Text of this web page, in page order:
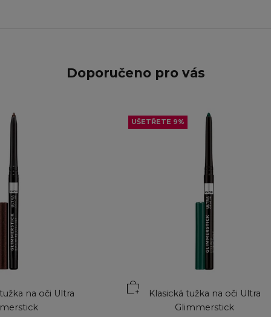
Doporučeno pro vás
na oči Ultra
UŠETŘETE 9%
Přidat do košíku
Klasická tužka na oči Ultra
Glimmerstick